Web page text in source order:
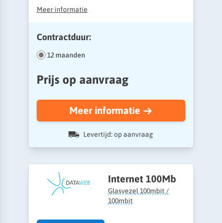
Meer informatie
Contractduur:
12 maanden
Prijs op aanvraag
Meer informatie
Levertijd: op aanvraag
Internet 100Mb
Glasvezel 100mbit /
100mbit